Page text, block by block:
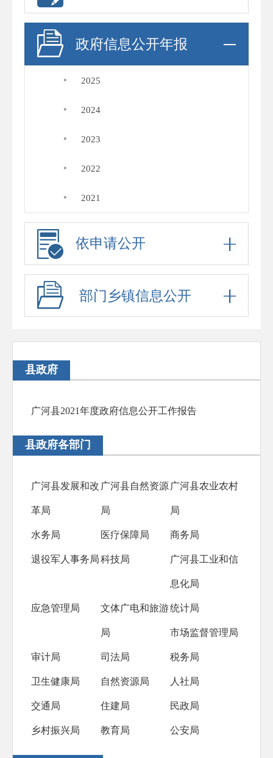
政府信息公开年报
· 2025
· 2024
· 2023
· 2022
· 2021
依申请公开
部门乡镇信息公开
县政府
广河县2021年度政府信息公开工作报告
县政府各部门
广河县发展和改
革局
广河县自然资源
局
广河县农业农村
局
水务局 医疗保障局 商务局
退役军人事务局科技局 广河县工业和信
息化局
应急管理局 文体广电和旅游
局
统计局
市场监督管理局
审计局 司法局 税务局
卫生健康局 自然资源局 人社局
交通局 住建局 民政局
乡村振兴局 教育局 公安局